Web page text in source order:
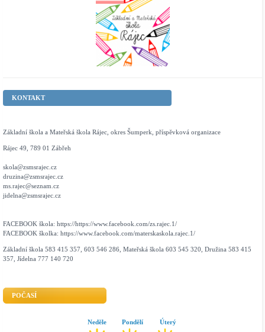
KONTAKT
Základní škola a Mateřská škola Rájec, okres Šumperk, příspěvková organizace
Rájec 49, 789 01 Zábřeh
skola@zsmsrajec.cz
druzina@zsmsrajec.cz
ms.rajec@seznam.cz
jidelna@zsmsrajec.cz
FACEBOOK škola: https://https://www.facebook.com/zs.rajec.1/
FACEBOOK školka: https://www.facebook.com/materskaskola.rajec.1/
Základní škola 583 415 357, 603 546 286, Mateřská škola 603 545 320, Družina 583 415
357, Jídelna 777 140 720
POČASÍ
Neděle Pondělí Úterý